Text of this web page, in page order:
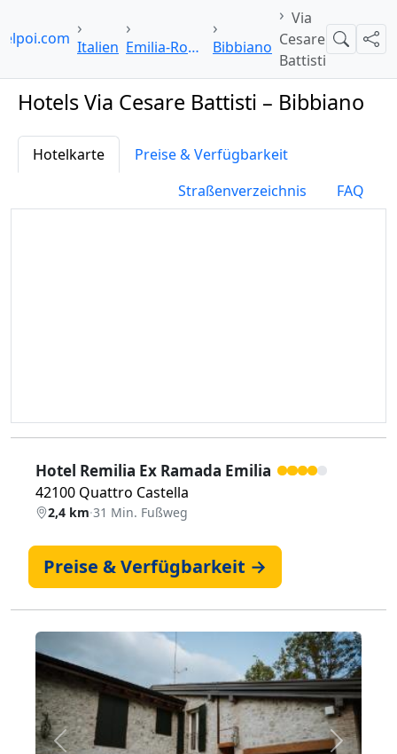
Italien Emilia-Romagna Bibbiano
Via
Cesare
Battisti
Suche
Hotels Via Cesare Battisti – Bibbiano
Hotelkarte
Preise & Verfügbarkeit
Straßenverzeichnis
FAQ
Hotel Remilia Ex Ramada Emilia
42100 Quattro Castella
2,4 km·31 Min. Fußweg
Preise & Verfügbarkeit →
Zurück Weiter